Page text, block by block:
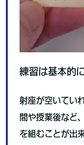
練習は基本的
射座が空いてい
間や授業後など
を組むことが出